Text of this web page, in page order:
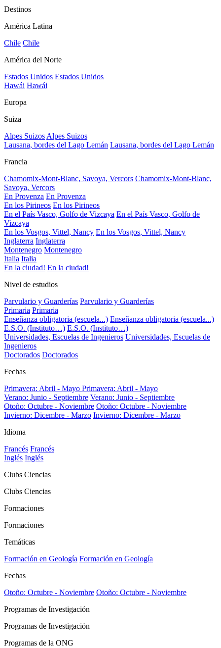
Destinos
América Latina
Chile Chile
América del Norte
Estados Unidos Estados Unidos
Hawái Hawái
Europa
Suiza
Alpes SuizosAlpes Suizos
Lausana, bordes del Lago Lemán Lausana, bordes del Lago Lemán
Francia
Chamomix-Mont-Blanc, Savoya, Vercors Chamomix-Mont-Blanc,
Savoya, Vercors
En Provenza En Provenza
En los Pirineos En los Pirineos
En el País Vasco, Golfo de Vizcaya En el País Vasco, Golfo de
Vizcaya
En los Vosgos, Vittel, Nancy En los Vosgos, Vittel, Nancy
Inglaterra Inglaterra
Montenegro Montenegro
Italia Italia
En la ciudad! En la ciudad!
Nivel de estudios
Parvulario y Guarderías Parvulario y Guarderías
Primaria Primaria
Enseñanza obligatoria (escuela...) Enseñanza obligatoria (escuela...)
E.S.O. (Instituto…) E.S.O. (Instituto…)
Universidades, Escuelas de Ingenieros Universidades, Escuelas de
Ingenieros
Doctorados Doctorados
Fechas
Primavera: Abril - Mayo Primavera: Abril - Mayo
Verano: Junio - Septiembre Verano: Junio - Septiembre
Otoño: Octubre - Noviembre Otoño: Octubre - Noviembre
Invierno: Dicembre - Marzo Invierno: Dicembre - Marzo
Idioma
Francés Francés
Inglés Inglés
Clubs Ciencias
Clubs Ciencias
Formaciones
Formaciones
Temáticas
Formación en Geología Formación en Geología
Fechas
Otoño: Octubre - Noviembre Otoño: Octubre - Noviembre
Programas de Investigación
Programas de Investigación
Programas de la ONG